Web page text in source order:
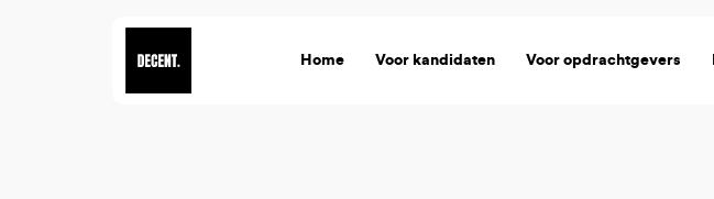
Home Voor kandidaten Voor opdrachtgevers